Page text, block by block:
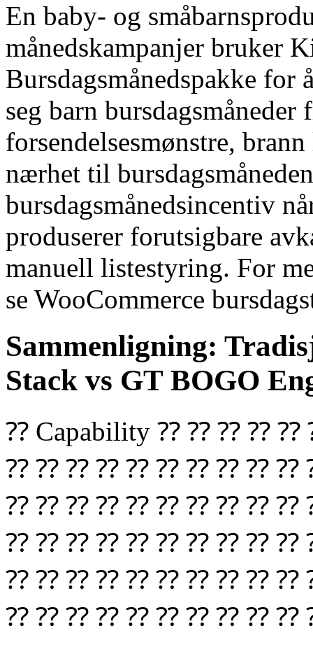
En baby- og
månedskampanjer bruker
Bursdagsmånedspakke
seg barn
forsendelsesmønstre,
nærhet til
bursdagsmånedsincentiv
produserer forutsigbare
manuell listestyring. For
se WooCommerce
Sammenligning:
Stack vs GT BOGO
⁇ Capability ⁇ ⁇ ⁇ ⁇
⁇ ⁇ ⁇ ⁇ ⁇ ⁇ ⁇ ⁇ ⁇ ⁇
⁇ ⁇ ⁇ ⁇ ⁇ ⁇ ⁇ ⁇ ⁇ ⁇
⁇ ⁇ ⁇ ⁇ ⁇ ⁇ ⁇ ⁇ ⁇ ⁇
⁇ ⁇ ⁇ ⁇ ⁇ ⁇ ⁇ ⁇ ⁇ ⁇
⁇ ⁇ ⁇ ⁇ ⁇ ⁇ ⁇ ⁇ ⁇ ⁇